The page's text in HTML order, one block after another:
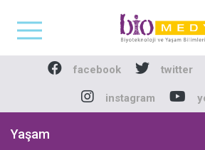
Biomedya -
facebook twitter
instagram
Yaşam